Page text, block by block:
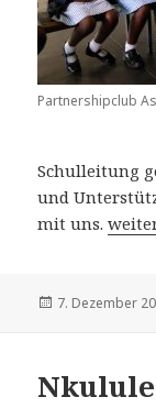
Partnershipclub
Schulleitung
und
mit uns.Neue
Veröffentlicht
7. Dezember